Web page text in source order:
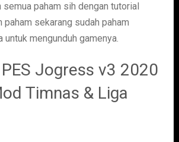
semua paham sih dengan tutorial
paham sekarang sudah paham
untuk mengunduh gamenya.
Jogress v3 2020
Timnas & Liga